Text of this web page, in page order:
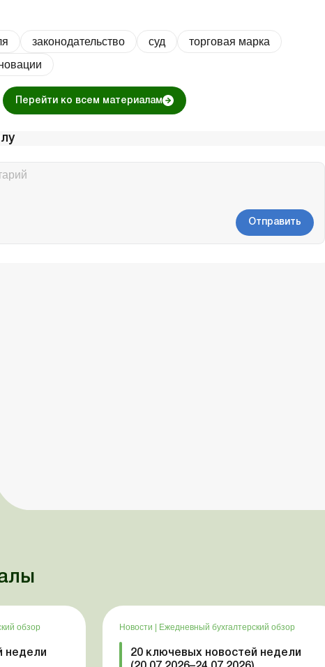
законодательство суд
торговая марка
Перейти ко всем материалам
Отправить
обзор
недели
Новости Ежедневный бухгалтерский обзор
20 ключевых новостей недели